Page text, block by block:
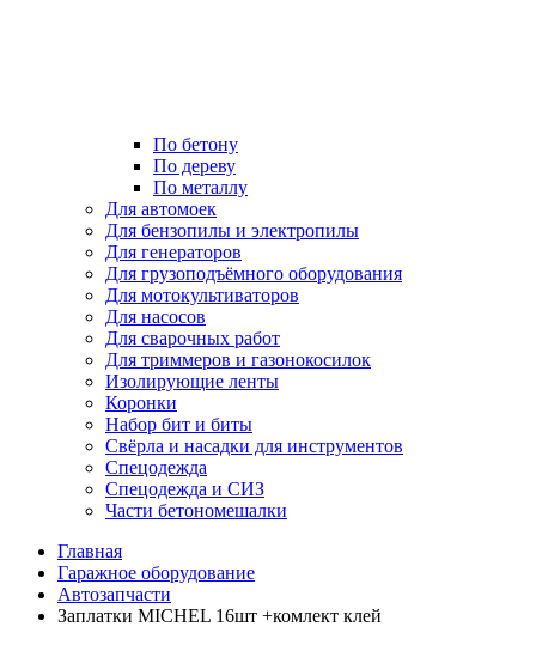
По бетону
По дереву
По металлу
Для автомоек
Для бензопилы и электропилы
Для генераторов
Для грузоподъёмного оборудования
Для мотокультиваторов
Для насосов
Для сварочных работ
Для триммеров и газонокосилок
Изолирующие ленты
Коронки
Набор бит и биты
Свёрла и насадки для инструментов
Спецодежда
Спецодежда и СИЗ
Части бетономешалки
Главная
Гаражное оборудование
Автозапчасти
Заплатки MICHEL 16шт +комлект клей